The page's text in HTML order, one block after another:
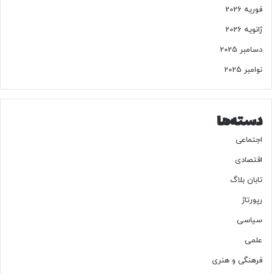
و
ت
ر
+
ج
د
و
ل
فوریه 2026
ژانویه 2026
دسامبر 2025
نوامبر 2025
دسته‌ها
اجتماعی
اقتصادی
تابان بلاگ
رپورتاژ
سیاسی
علمی
فرهنگی و هنری